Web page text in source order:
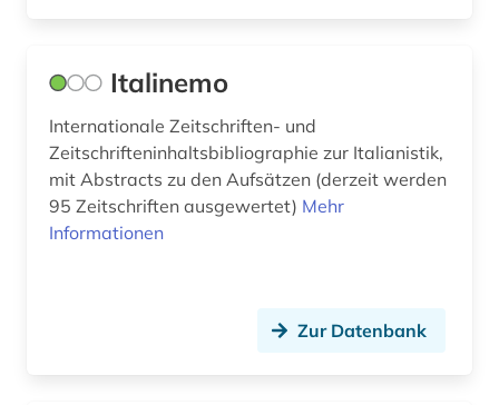
Italinemo
Internationale Zeitschriften- und
Zeitschrifteninhaltsbibliographie zur Italianistik,
mit Abstracts zu den Aufsätzen (derzeit werden
95 Zeitschriften ausgewertet) Mehr
Informationen
Zur Datenbank